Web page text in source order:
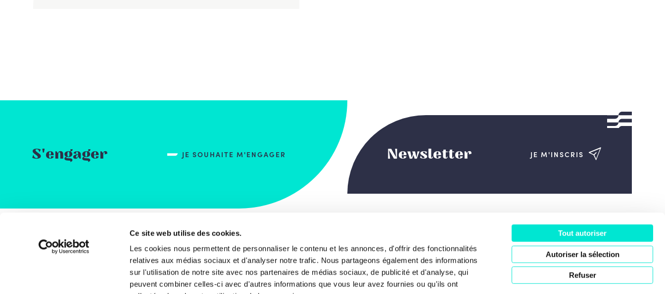
Ce site web utilise des cookies.
Les cookies nous permettent de personnaliser le contenu et les annonces, d'offrir des fonctionnalités
relatives aux médias sociaux et d'analyser notre trafic. Nous partageons également des informations
sur l'utilisation de notre site avec nos partenaires de médias sociaux, de publicité et d'analyse, qui
peuvent combiner celles-ci avec d'autres informations que vous leur avez fournies ou qu'ils ont
Tout autoriser
Autoriser la sélection
Refuser
S'engager JE SOUHAITE M'ENGAGER Newsletter JE M'INSCRIS
Rue du Commerce, 123
1000, Bruxelles
Belgique
Notre projet de société
Les visages
News